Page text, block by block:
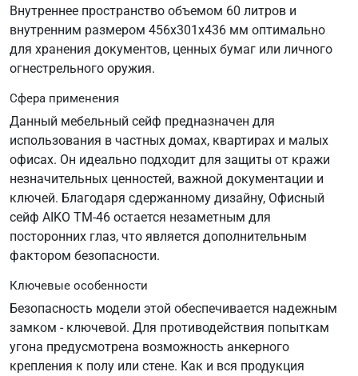
Внутреннее пространство объемом 60 литров и
внутренним размером 456х301х436 мм оптимально
для хранения документов, ценных бумаг или личного
огнестрельного оружия.
Сфера применения
Данный мебельный сейф предназначен для
использования в частных домах, квартирах и малых
офисах. Он идеально подходит для защиты от кражи
незначительных ценностей, важной документации и
ключей. Благодаря сдержанному дизайну, Офисный
сейф AIKO ТМ-46 остается незаметным для
посторонних глаз, что является дополнительным
фактором безопасности.
Ключевые особенности
Безопасность модели этой обеспечивается надежным
замком - ключевой. Для противодействия попыткам
угона предусмотрена возможность анкерного
крепления к полу или стене. Как и вся продукция